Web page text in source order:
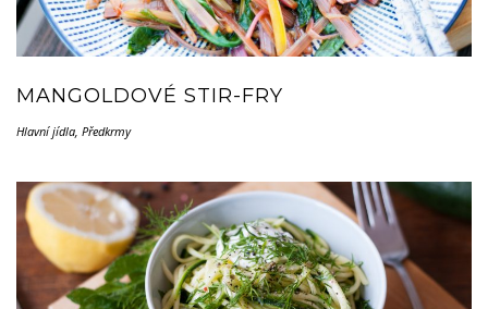
MANGOLDOVÉ STIR-FRY
Hlavní jídla, Předkrmy